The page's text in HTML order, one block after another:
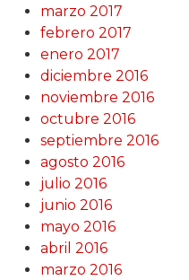
marzo 2017
febrero 2017
enero 2017
diciembre 2016
noviembre 2016
octubre 2016
septiembre 2016
agosto 2016
julio 2016
junio 2016
mayo 2016
abril 2016
marzo 2016